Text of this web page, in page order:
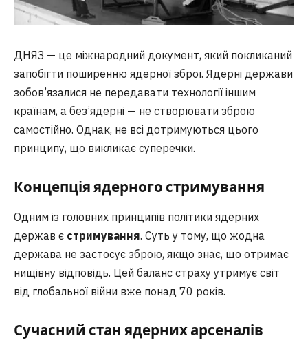
ДНЯЗ — це міжнародний документ, який покликаний
запобігти поширенню ядерної зброї. Ядерні держави
зобов’язалися не передавати технології іншим
країнам, а без’ядерні — не створювати зброю
самостійно. Однак, не всі дотримуються цього
принципу, що викликає суперечки.
Концепція ядерного стримування
Одним із головних принципів політики ядерних
держав є стримування. Суть у тому, що жодна
держава не застосує зброю, якщо знає, що отримає
нищівну відповідь. Цей баланс страху утримує світ
від глобальної війни вже понад 70 років.
Сучасний стан ядерних арсеналів